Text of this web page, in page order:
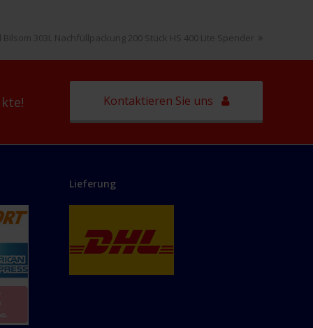
Menge
303L Nachfüllpackung 200 Stück HS 400 Lite Spender
Kontaktieren Sie uns
Lieferung